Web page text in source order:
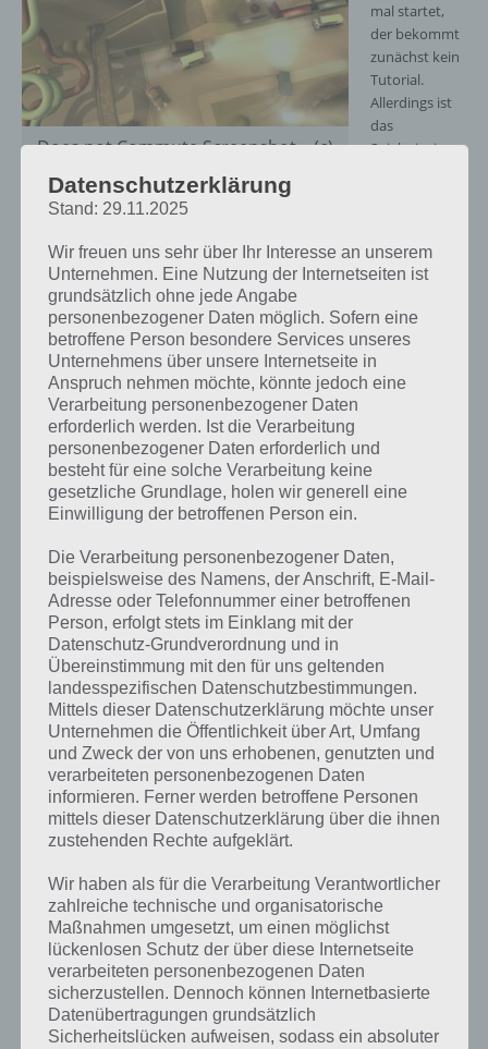
Does not Commute Screenshot – (c)
Mediocre
mal startet,
der bekommt
zunächst kein
Tutorial.
Allerdings ist
das
Spielprinzip
Sekunden klar. So steuert ihr ein Auto durch Tippen auf den rechten
angegebenen Straße zu führen.
Wenn ihr hierbei mit anderen Autos kollidiert oder mit anderen
Objekte, so wird euer Auto langsamer. Für jedes Level hat man in
Does not Commute jedoch nur begrenzt Zeit, sodass man möglichst
schnell das Ziel erreichen sollte.
Das Besondere an der App Does not Commute für Android und iOS:
Eure Autos, die ihr bisher bereits gesteuert habt, werden nun
ebenfalls durch die Stadt fahren, sodass nach kurzer Zeit viele Autos
durch die Stadt fahren. Da die Autos nicht miteinander agieren,
solltet ihr stets einen Weg wählen, um nicht die anderen Fahrzeuge
Keine Werbung, aber Premiumversion der
App
Does not Commute steht zwar kostenlos zum Download verfügbar
und es gibt keine Werbung, aber dafür kann man sich die
Premiumversion als In-App-Kauf holen. Dies hat den großen Vorteil,
dass man Checkpoints nutzen kann und so nicht immer von vorne
beginnen muss. Ähnlich hatte man dies bereits bei Smash Hit gelöst.
Gameplay Video zu Does not Commute
Damit du dir einen besseren Eindruck über Does not Commute
verschaffen kannst, haben wir nachfolgend noch das offizielle
Gameplay Video zum Spiel. Hier das Video:
Datenschutzerklärung
Stand: 29.11.2025
Wir freuen uns sehr über Ihr Interesse an unserem
Unternehmen. Eine Nutzung der Internetseiten ist
grundsätzlich ohne jede Angabe
personenbezogener Daten möglich. Sofern eine
betroffene Person besondere Services unseres
Unternehmens über unsere Internetseite in
Anspruch nehmen möchte, könnte jedoch eine
Verarbeitung personenbezogener Daten
erforderlich werden. Ist die Verarbeitung
personenbezogener Daten erforderlich und
besteht für eine solche Verarbeitung keine
gesetzliche Grundlage, holen wir generell eine
Einwilligung der betroffenen Person ein.
Die Verarbeitung personenbezogener Daten,
beispielsweise des Namens, der Anschrift, E-Mail-
Adresse oder Telefonnummer einer betroffenen
Person, erfolgt stets im Einklang mit der
Datenschutz-Grundverordnung und in
Übereinstimmung mit den für uns geltenden
landesspezifischen Datenschutzbestimmungen.
Mittels dieser Datenschutzerklärung möchte unser
Unternehmen die Öffentlichkeit über Art, Umfang
und Zweck der von uns erhobenen, genutzten und
verarbeiteten personenbezogenen Daten
informieren. Ferner werden betroffene Personen
mittels dieser Datenschutzerklärung über die ihnen
zustehenden Rechte aufgeklärt.
Wir haben als für die Verarbeitung Verantwortlicher
zahlreiche technische und organisatorische
Maßnahmen umgesetzt, um einen möglichst
lückenlosen Schutz der über diese Internetseite
verarbeiteten personenbezogenen Daten
sicherzustellen. Dennoch können Internetbasierte
Datenübertragungen grundsätzlich
Sicherheitslücken aufweisen, sodass ein absoluter